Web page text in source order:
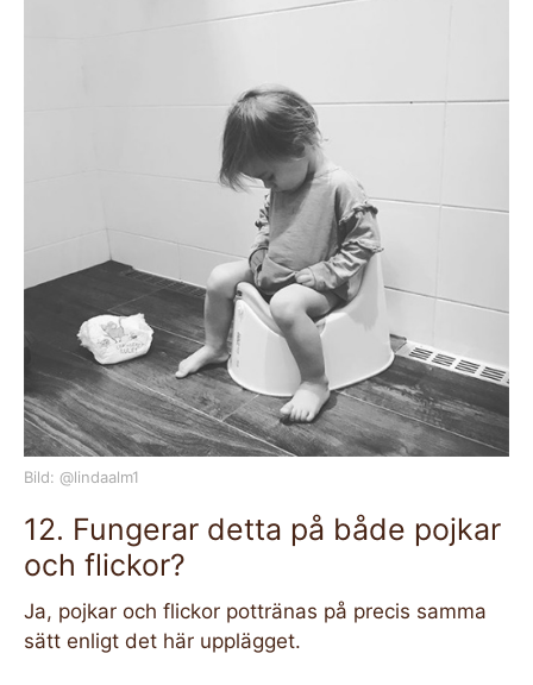
Bild: @lindaalm1
12. Fungerar detta på både pojkar
och flickor?
Ja, pojkar och flickor pottränas på precis samma
sätt enligt det här upplägget.